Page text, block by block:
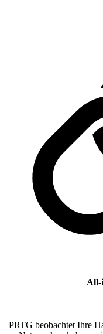
All-
PRTG beobachtet Ihre